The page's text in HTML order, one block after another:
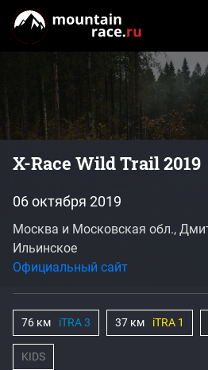
X-Race Wild Trail 2019
06 октября 2019
Москва и Московская обл.,
Ильинское
Официальный сайт
76 км iTRA 3 37 км iTRA 1
KIDS